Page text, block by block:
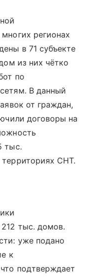
регионах
в 71 субъекте
из них чётко
по
В данный
от граждан,
договоры на
тыс.
СНТ.
тыс. домов.
уже подано
к
подтверждает